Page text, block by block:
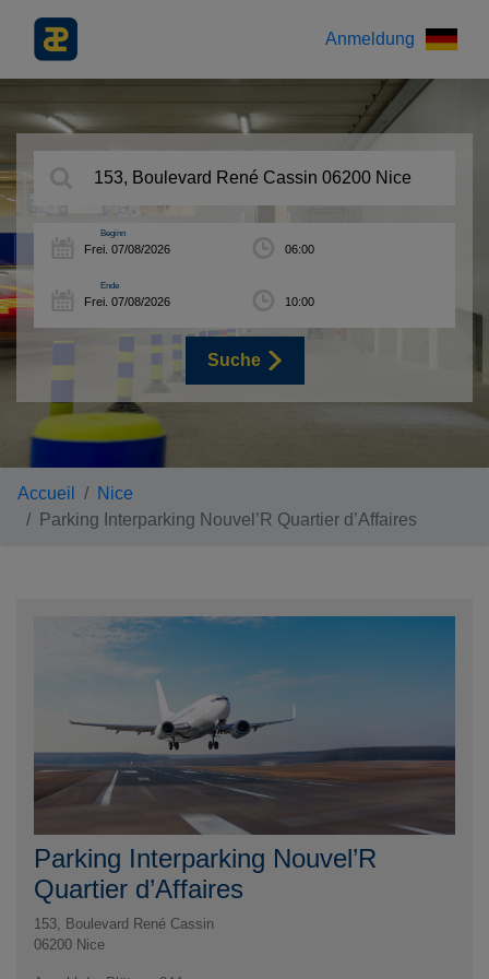
Anmeldung
Beginn
Ende
Suche
Accueil
Nice
Parking Interparking Nouvel’R Quartier d’Affaires
Parking Interparking Nouvel’R
Quartier d’Affaires
153, Boulevard René Cassin
06200 Nice